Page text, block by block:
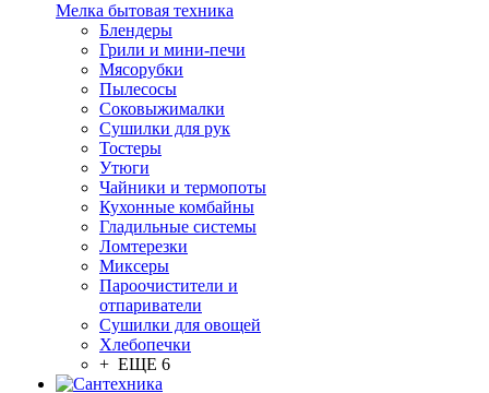
Мелка бытовая техника
Блендеры
Грили и мини-печи
Мясорубки
Пылесосы
Соковыжималки
Сушилки для рук
Тостеры
Утюги
Чайники и термопоты
Кухонные комбайны
Гладильные системы
Ломтерезки
Миксеры
Пароочистители и
отпариватели
Сушилки для овощей
Хлебопечки
+ ЕЩЕ 6